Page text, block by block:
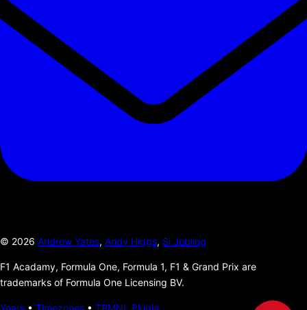
© 2026 Andrew Yates, Andy Higgs, Si Jobling
F1 Acadamy, Formula One, Formula 1, F1 & Grand Prix are
trademarks of Formula One Licensing BV.
Years • Timezones • TRMNL Plugin